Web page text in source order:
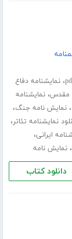
،نمایشنامه دفاع
مقدس،نمایشنامه
،نمایش نامه جنگ،
نمایشنامه تئاتر،
ایرانی،
،نمایش نامه
دانلود کتاب